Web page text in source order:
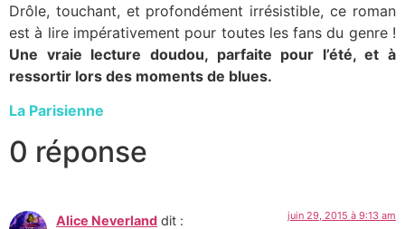
Drôle, touchant, et profondément irrésistible, ce roman
est à lire impérativement pour toutes les fans du genre !
Une vraie lecture doudou, parfaite pour l’été, et à
ressortir lors des moments de blues.
La Parisienne
0 réponse
Alice Neverland dit : juin 29, 2015 à 9:13 am